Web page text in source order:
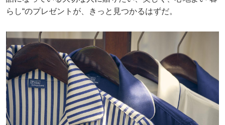
らし“のプレゼントが、きっと見つかるはずだ。